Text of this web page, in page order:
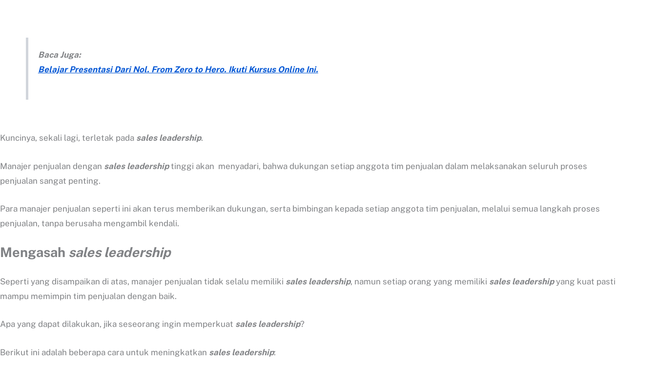
Baca Juga:
Belajar Presentasi Dari Nol. From Zero to Hero. Ikuti Kursus Online Ini.
Kuncinya, sekali lagi, terletak pada sales leadership.
Manajer penjualan dengan sales leadershiptinggi akan menyadari, bahwa dukungan setiap anggota tim penjualan dalam melaksanakan seluruh proses
penjualan sangat penting.
Para manajer penjualan seperti ini akan terus memberikan dukungan, serta bimbingan kepada setiap anggota tim penjualan, melalui semua langkah proses
penjualan, tanpa berusaha mengambil kendali.
Mengasah sales leadership
Seperti yang disampaikan di atas, manajer penjualan tidak selalu memiliki sales leadership, namun setiap orang yang memiliki sales leadershipyang kuat pasti
mampu memimpin tim penjualan dengan baik.
Apa yang dapat dilakukan, jika seseorang ingin memperkuat sales leadership?
Berikut ini adalah beberapa cara untuk meningkatkan sales leadership: